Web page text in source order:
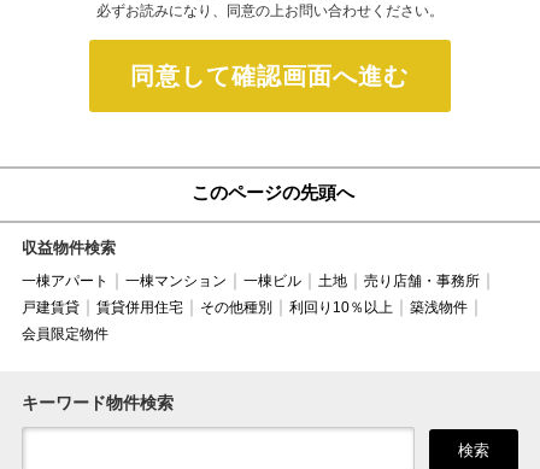
必ずお読みになり、同意の上お問い合わせください。
同意して確認画面へ進む
このページの先頭へ
収益物件検索
一棟アパート 一棟マンション 一棟ビル 土地
売り店舗・事務所
戸建賃貸
賃貸併用住宅 その他種別 利回り10％以上
築浅物件
会員限定物件
キーワード物件検索
検索